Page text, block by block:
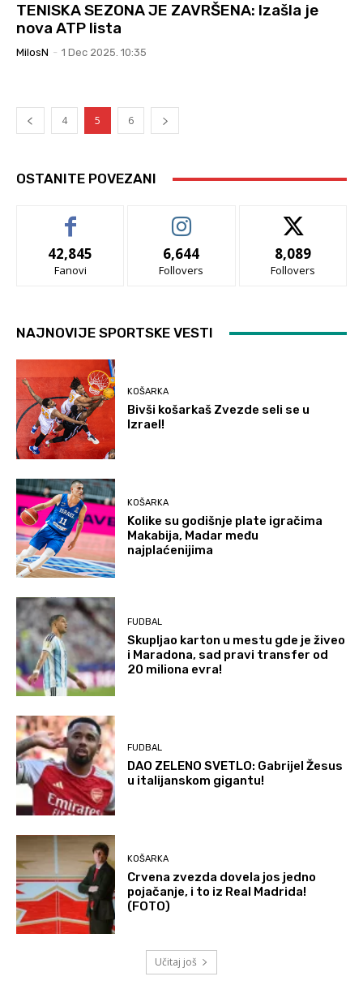
TENISKA SEZONA JE ZAVRŠENA: Izašla je
nova ATP lista
MilosN - 1 Dec 2025. 10:35
4 5 6
OSTANITE POVEZANI
42,845
Fanovi
6,644
Follovers
8,089
Follovers
NAJNOVIJE SPORTSKE VESTI
KOŠARKA
Bivši košarkaš Zvezde seli se u
Izrael!
KOŠARKA
Kolike su godišnje plate igračima
Makabija, Madar među
najplaćenijima
FUDBAL
Skupljao karton u mestu gde je živeo
i Maradona, sad pravi transfer od
20 miliona evra!
FUDBAL
DAO ZELENO SVETLO: Gabrijel Žesus
u italijanskom gigantu!
KOŠARKA
Crvena zvezda dovela jos jedno
pojačanje, i to iz Real Madrida!
(FOTO)
Učitaj još